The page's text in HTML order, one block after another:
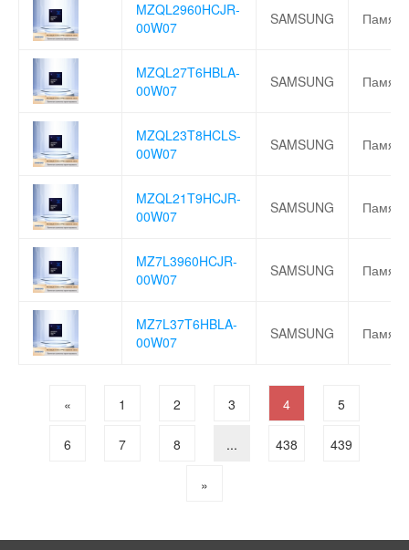
MZQL2960HCJR-
00W07
SAMSUNG Память
MZQL27T6HBLA-
00W07
SAMSUNG Память
MZQL23T8HCLS-
00W07
SAMSUNG Память
MZQL21T9HCJR-
00W07
SAMSUNG Память
MZ7L3960HCJR-
00W07
SAMSUNG Память
MZ7L37T6HBLA-
00W07
SAMSUNG Память
« 1 2 3 4 5
6 7 8 ... 438 439
»